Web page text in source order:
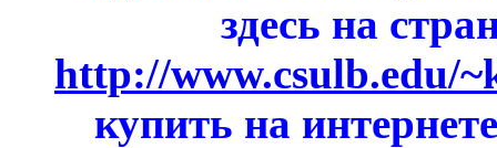
здесь на
http://www.csulb.edu/
купить на